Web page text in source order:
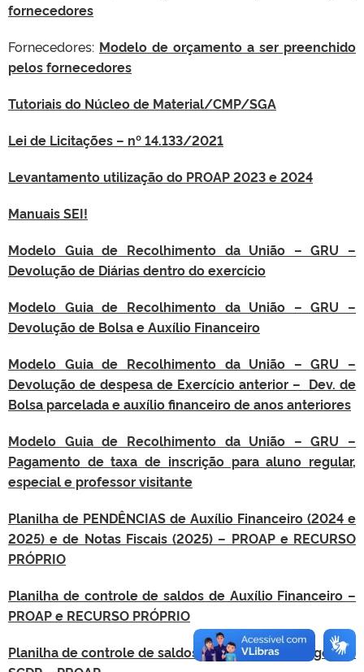
fornecedores
Fornecedores: Modelo de orçamento a ser preenchido
pelos fornecedores
Tutoriais do Núcleo de Material/CMP/SGA
Lei de Licitações – nº 14.133/2021
Levantamento utilização do PROAP 2023 e 2024
Manuais SEI!
Modelo Guia de Recolhimento da União – GRU –
Devolução de Diárias dentro do exercício
Modelo Guia de Recolhimento da União – GRU –
Devolução de Bolsa e Auxílio Financeiro
Modelo Guia de Recolhimento da União – GRU –
Devolução de despesa de Exercício anterior – Dev. de
Bolsa parcelada e auxílio financeiro de anos anteriores
Modelo Guia de Recolhimento da União – GRU –
Pagamento de taxa de inscrição para aluno regular,
especial e professor visitante
Planilha de PENDÊNCIAS de Auxílio Financeiro (2024 e
2025) e de Notas Fiscais (2025) – PROAP e RECURSO
PRÓPRIO
Planilha de controle de saldos de Auxílio Financeiro –
PROAP e RECURSO PRÓPRIO
Planilha de controle de saldos de Diárias e Passagens –